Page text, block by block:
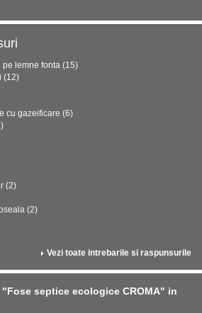
pe lemne fonta (15)
(12)
cu gazeificare (6)
(2)
(2)
Vezi toate intrebarile si raspunsurile
septice ecologice CROMA" in